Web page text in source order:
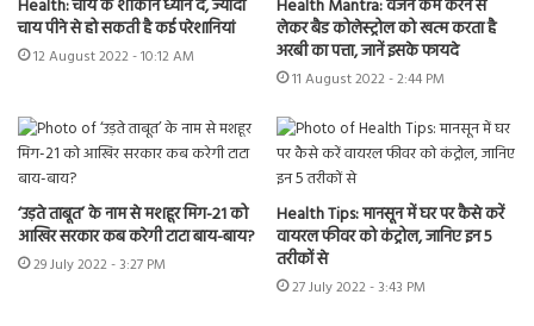
Health: चाय के शौकीन ध्यान दें, ज्यादा
चाय पीने से हो सकती है कई परेशानियां
12 August 2022 - 10:12 AM
Health Mantra:वजन कम करने से
लेकर बैड कोलेस्ट्रोल को खत्म करता है
अरबी का पत्ता, जानें इसके फायदे
11 August 2022 - 2:44 PM
‘उड़ते ताबूत’ के नाम से मशहूर मिग-21 को
आखिर सरकार कब करेगी टाटा बाय-बाय?
29 July 2022 - 3:27 PM
Health Tips: मानसून में घर पर कैसे करें
वायरल फीवर को कंट्रोल, जानिए इन 5
तरीकों से
27 July 2022 - 3:43 PM